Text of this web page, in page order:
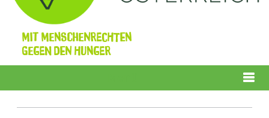
Mit Menschenrechten
gegen den Hunger